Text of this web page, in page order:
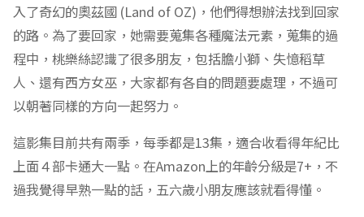
入了奇幻的奧茲國 (Land of OZ)，他們得想辦法找到回家
的路。為了要回家，她需要蒐集各種魔法元素，蒐集的過
程中，桃樂絲認識了很多朋友，包括膽小獅、失憶稻草
人、還有西方女巫，大家都有各自的問題要處理，不過可
以朝著同樣的方向一起努力。
這影集目前共有兩季，每季都是13集，適合收看得年紀比
上面４部卡通大一點。在Amazon上的年齡分級是7+，不
過我覺得早熟一點的話，五六歲小朋友應該就看得懂。